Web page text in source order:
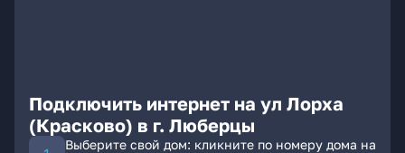
Подключить интернет на ул Лорха
(Красково) в г. Люберцы
Выберите свой дом: кликните по номеру дома на